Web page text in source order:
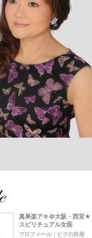
真果楽アキ＠大阪・西宮★
スピリチュアル女医
プロフィール ｜ ピグの部屋